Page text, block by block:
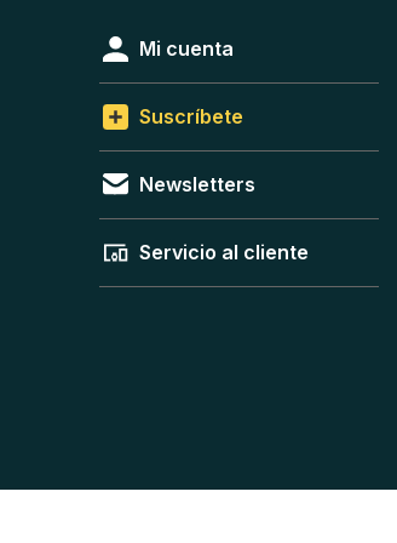
Mi cuenta
Suscríbete
Newsletters
Servicio al cliente